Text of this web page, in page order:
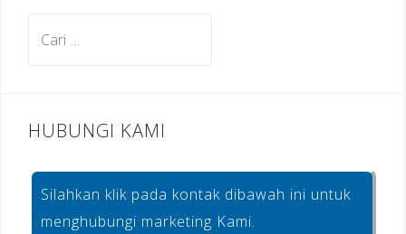
o
HUBUNGI KAMI
Silahkan klik pada kontak dibawah ini untuk
menghubungi marketing Kami.